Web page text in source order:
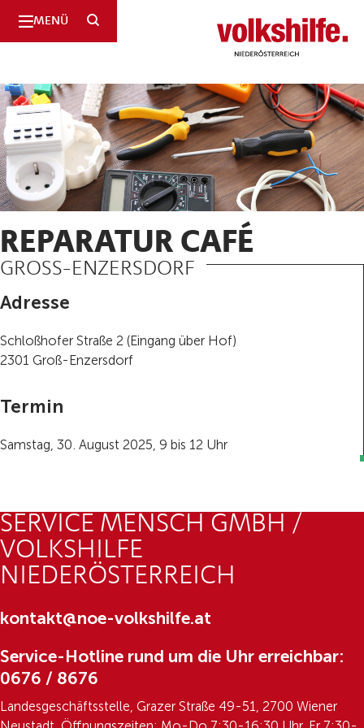
MENÜ SUCHE Niederösterreich
REPARATUR CAFÉ
GROSS-ENZERSDORF
Adresse
Schloßhofer Straße 2 (Eingang über Hof)
2301 Groß-Enzersdorf
Termin
Samstag, 30. August 2025, 9 bis 12 Uhr
SERVICE MENSCH GMBH /
VOLKSHILFE
NIEDERÖSTERREICH
kontakt@noe-volkshilfe.at
Service-Hotline rund um die Uhr erreichbar:
0676 / 8676
Landesgeschäftsstelle, Grazer Straße 49-51, 2700 Wiener